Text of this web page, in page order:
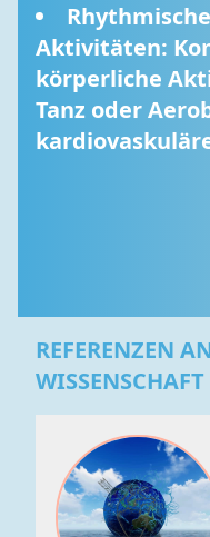
Aktivitäten:
körperliche
Tanz oder
REFERENZEN